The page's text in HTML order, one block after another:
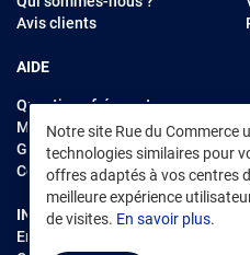
Notre site Rue du Commerce
technologies similaires pour
offres adaptés à vos centres
meilleure expérience
de visites. En savoir plus.
Avis clients
AIDE
Questions fréquentes
Modes de règlements
Garantie et retours
Contacter Rue du Commerce
INFORMATIONS LÉGALES
Environnement